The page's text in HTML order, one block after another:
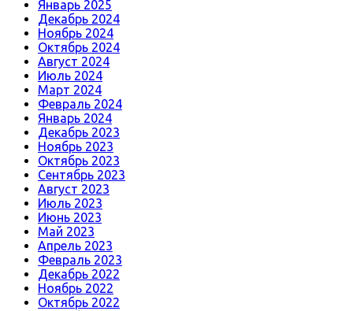
Январь 2025
Декабрь 2024
Ноябрь 2024
Октябрь 2024
Август 2024
Июль 2024
Март 2024
Февраль 2024
Январь 2024
Декабрь 2023
Ноябрь 2023
Октябрь 2023
Сентябрь 2023
Август 2023
Июль 2023
Июнь 2023
Май 2023
Апрель 2023
Февраль 2023
Декабрь 2022
Ноябрь 2022
Октябрь 2022